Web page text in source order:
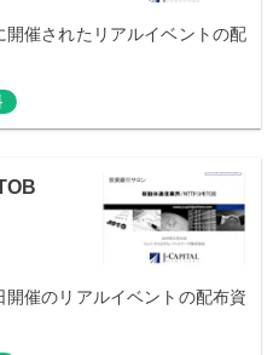
催されたリアルイベントの配
催のリアルイベントの配布資